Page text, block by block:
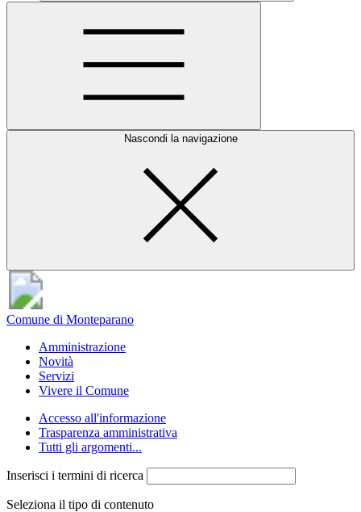
Nascondi la navigazione
Comune di Monteparano
Amministrazione
Novità
Servizi
Vivere il Comune
Accesso all'informazione
Trasparenza amministrativa
Tutti gli argomenti...
Inserisci i termini di ricerca
Seleziona il tipo di contenuto